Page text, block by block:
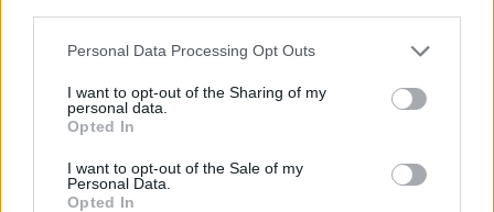
Personal Data Processing Opt Outs
I want to opt-out of the Sharing of my
personal data.
Opted In
I want to opt-out of the Sale of my
Personal Data.
Opted In